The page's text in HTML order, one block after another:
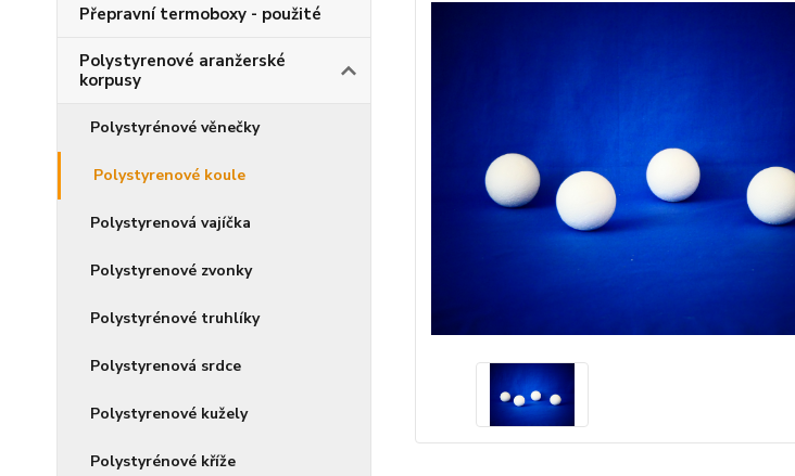
Přepravní termoboxy - použité
Polystyrenové aranžerské
korpusy
Polystyrénové věnečky
Polystyrenové koule
Polystyrenová vajíčka
Polystyrenové zvonky
Polystyrénové truhlíky
Polystyrenová srdce
Polystyrenové kužely
Polystyrénové kříže